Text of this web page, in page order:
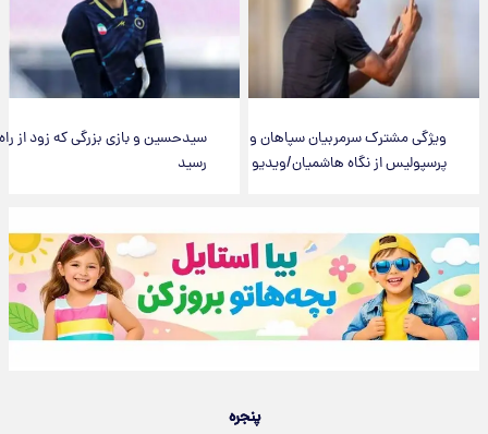
ویژگی مشترک سرمربیان سپاهان و
پرسپولیس از نگاه هاشمیان/ویدیو
سیدحسین و بازی بزرگی که زود از راه
رسید
پنجره